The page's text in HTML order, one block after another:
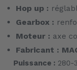
Hop up :
Gearbox :
Moteur : axe
Fabricant :
Puissance : 280-